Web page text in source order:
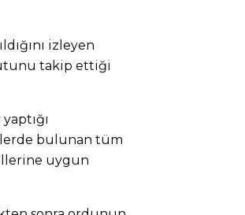
izleyen
takip ettiği
bulunan tüm
uygun